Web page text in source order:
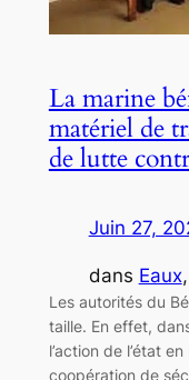
La marine
matériel de
de lutte
Juin 27,
dans Eaux,
Les autorités du
taille. En effet,
l’action de l’état
coopération de